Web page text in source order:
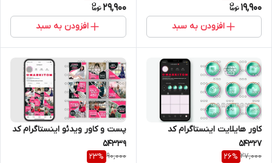
19,900
افزودن به سبد
29,900
افزودن به سبد
کاور هایلایت اینستاگرام کد
54327
27,000
26%
پست و کاور ویدئو اینستاگرام کد
54339
90,000
23%